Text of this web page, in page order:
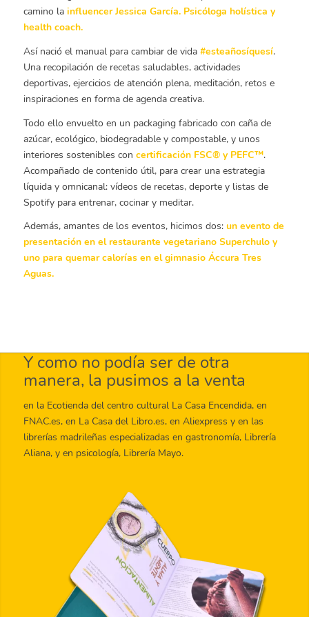
camino lainfluencerJessica García. Psicóloga holística y
health coach.
Así nació el manual para cambiar de vida #esteañosíquesí.
Una recopilación de recetas saludables, actividades
deportivas, ejercicios de atención plena, meditación, retos e
inspiraciones en forma de agenda creativa.
Todo ello envuelto en un packaging fabricado con caña de
azúcar, ecológico, biodegradable y compostable, y unos
interiores sostenibles con certificación FSC® y PEFC™.
Acompañado de contenido útil, para crear una estrategia
líquida y omnicanal: vídeos de recetas, deporte y listas de
Spotify para entrenar, cocinar y meditar.
Además, amantes de los eventos, hicimos dos: un evento de
presentación en el restaurante vegetariano Superchulo y
uno para quemar calorías en el gimnasio Áccura Tres
Aguas.
Y como no podía ser de otra
manera, la pusimos a la venta
en la Ecotienda del centro cultural La Casa Encendida, en
FNAC.es, en La Casa del Libro.es, en Aliexpress y en las
librerías madrileñas especializadas en gastronomía, Librería
Aliana, y en psicología, Librería Mayo.